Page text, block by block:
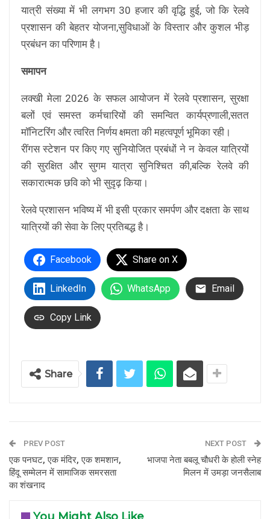
यात्री संख्या में भी लगभग 30 हजार की वृद्धि हुई, जो कि रेलवे
प्रशासन की बेहतर योजना,सुविधाओं के विस्तार और कुशल भीड़
प्रबंधन का परिणाम है।
समापन
लक्खी मेला 2026 के सफल आयोजन में रेलवे प्रशासन, सुरक्षा
बलों एवं समस्त कर्मचारियों की समन्वित कार्यप्रणाली,सतत
मॉनिटरिंग और त्वरित निर्णय क्षमता की महत्वपूर्ण भूमिका रही।
रींगस स्टेशन पर किए गए सुनियोजित प्रबंधों ने न केवल यात्रियों
की सुरक्षित और सुगम यात्रा सुनिश्चित की,बल्कि रेलवे की
सकारात्मक छवि को भी सुदृढ़ किया।
रेलवे प्रशासन भविष्य में भी इसी प्रकार समर्पण और दक्षता के साथ
यात्रियों की सेवा के लिए प्रतिबद्ध है।
Facebook Share on X
LinkedIn WhatsApp Email
Copy Link
Share
PREV POST
एक पनघट, एक मंदिर, एक शमशान,
हिंदू सम्मेलन में सामाजिक समरसता
का शंखनाद
NEXT POST
भाजपा नेता बबलू चौधरी के होली स्नेह
मिलन में उमड़ा जनसैलाब
You Might Also Like